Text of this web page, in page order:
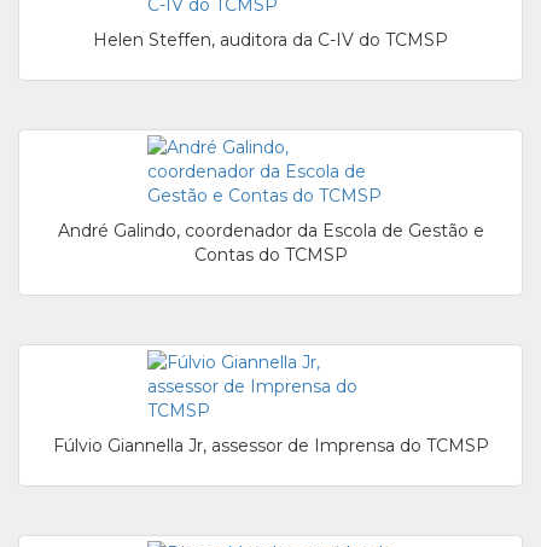
Helen Steffen, auditora da C-IV do TCMSP
André Galindo, coordenador da Escola de Gestão e
Contas do TCMSP
Fúlvio Giannella Jr, assessor de Imprensa do TCMSP